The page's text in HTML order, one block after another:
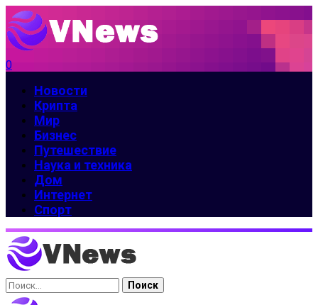
0
Новости
Крипта
Мир
Бизнес
Путешествие
Наука и техника
Дом
Интернет
Спорт
Найти: